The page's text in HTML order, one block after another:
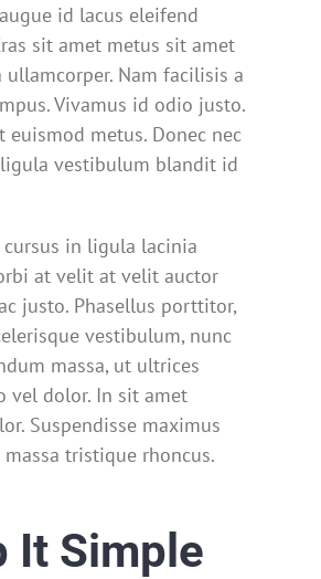
id lacus eleifend
sit amet metus sit amet
Nam facilisis a
Vivamus id odio justo.
euismod metus. Donec nec
vestibulum blandit id
in ligula lacinia
at velit at velit auctor
justo. Phasellus porttitor,
vestibulum, nunc
massa, ut ultrices
vel dolor. In sit amet
Suspendisse maximus
tristique rhoncus.
It Simple